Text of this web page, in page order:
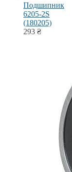
Подшипник
6205-2S
(180205)
293 ₴